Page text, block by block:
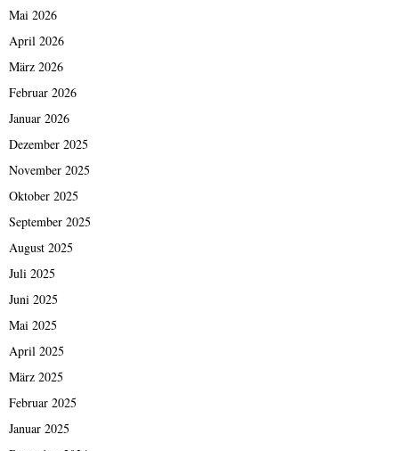
Mai 2026
April 2026
März 2026
Februar 2026
Januar 2026
Dezember 2025
November 2025
Oktober 2025
September 2025
August 2025
Juli 2025
Juni 2025
Mai 2025
April 2025
März 2025
Februar 2025
Januar 2025